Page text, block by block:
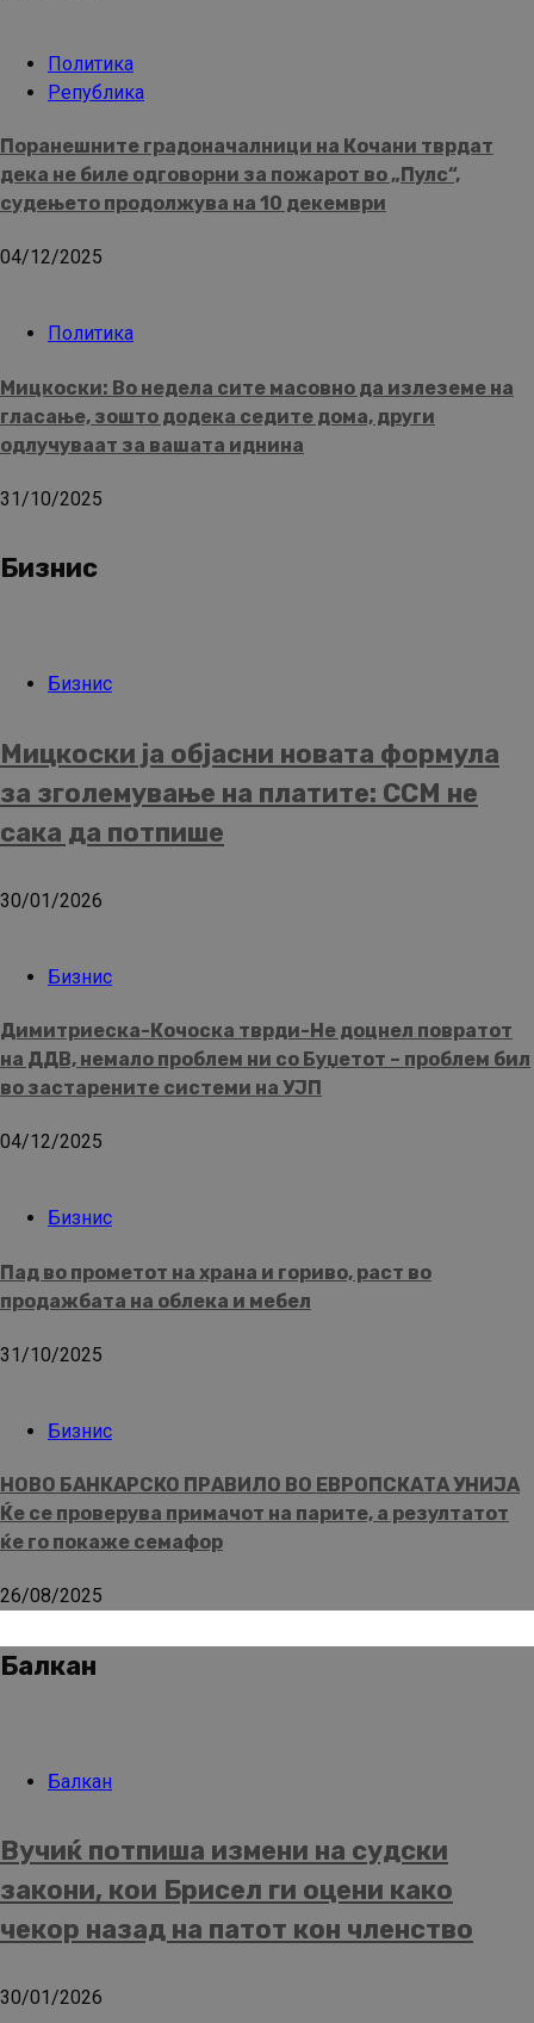
Политика
Република
Поранешните градоначалници на Кочани тврдат
дека не биле одговорни за пожарот во „Пулс“,
судењето продолжува на 10 декември
04/12/2025
Политика
Мицкоски: Во недела сите масовно да излеземе на
гласање, зошто додека седите дома, други
одлучуваат за вашата иднина
31/10/2025
Бизнис
Бизнис
Мицкоски ја објасни новата формула
за зголемување на платите: ССМ не
сака да потпише
30/01/2026
Бизнис
Димитриеска-Кочоска тврди-Не доцнел повратот
на ДДВ, немало проблем ни со Буџетот – проблем бил
во застарените системи на УЈП
04/12/2025
Бизнис
Пад во прометот на храна и гориво, раст во
продажбата на облека и мебел
31/10/2025
Бизнис
НОВО БАНКАРСКО ПРАВИЛО ВО ЕВРОПСКАТА УНИЈА
Ќе се проверува примачот на парите, а резултатот
ќе го покаже семафор
26/08/2025
Балкан
Балкан
Вучиќ потпиша измени на судски
закони, кои Брисел ги оцени како
чекор назад на патот кон членство
30/01/2026